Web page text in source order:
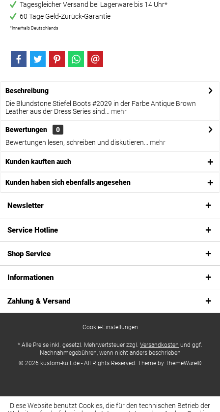
Tagesgleicher Versand bei Lagerware bis 14 Uhr*
60 Tage Geld-Zurück-Garantie
*Innerhalb Deutschlands
Beschreibung
Die Blundstone Stiefel Boots #2029 in der Farbe Antique Brown
Leather aus der Dress Series sind...
mehr
Bewertungen
0
Bewertungen lesen, schreiben und diskutieren...
mehr
Kunden kauften auch
Kunden haben sich ebenfalls angesehen
Newsletter
Service Hotline
Shop Service
Informationen
Zahlung & Versand
Cookie-Einstellungen
* Alle Preise inkl. gesetzl. Mehrwertsteuer zzgl. Versandkosten und ggf.
Nachnahmegebühren, wenn nicht anders beschrieben
© 2026 kustom-kult.de - All Rights Reserved. Theme by ThemeWare®
Diese Website benutzt Cookies, die für den technischen Betrieb der